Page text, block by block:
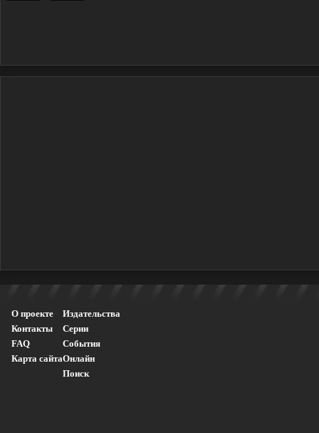
О проекте
Контакты
FAQ
Карта сайта
Издательства
Серии
События
Онлайн
Поиск